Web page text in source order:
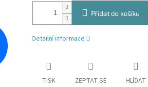
Přidat do košíku
Detailní informace
TISK ZEPTAT SE HLÍDAT